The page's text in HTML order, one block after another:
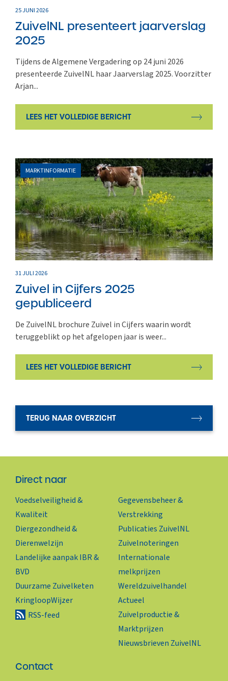
25 JUNI 2026
ZuivelNL presenteert jaarverslag
2025
Tijdens de Algemene Vergadering op 24 juni 2026
presenteerde ZuivelNL haar Jaarverslag 2025. Voorzitter
Arjan...
LEES HET VOLLEDIGE BERICHT
MARKTINFORMATIE
31 JULI 2026
Zuivel in Cijfers 2025
gepubliceerd
De ZuivelNL brochure Zuivel in Cijfers waarin wordt
teruggeblikt op het afgelopen jaar is weer...
LEES HET VOLLEDIGE BERICHT
TERUG NAAR OVERZICHT
Direct naar
Voedselveiligheid &
Kwaliteit
Diergezondheid &
Dierenwelzijn
Landelijke aanpak IBR &
BVD
Duurzame Zuivelketen
KringloopWijzer
RSS-feed
Gegevensbeheer &
Verstrekking
Publicaties ZuivelNL
Zuivelnoteringen
Internationale
melkprijzen
Wereldzuivelhandel
Actueel
Zuivelproductie &
Marktprijzen
Nieuwsbrieven ZuivelNL
Contact